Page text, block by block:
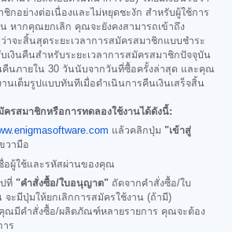
กอย่างต่อเนื่องและไม่หยุดชะงัก สำหรับผู้ใช้การ
หากคุณยกเลิก คุณจะยังคงสามารถเข้าถึง
จะสิ้นสุดระยะเวลาการสมัครสมาชิกแบบชำระ
เงินคืนสำหรับระยะเวลาการสมัครสมาชิกปัจจุบัน
คืนภายใน 30 วันนับจากวันที่ซื้อครั้งล่าสุด และคุณ
นเต็มรูปแบบทันทีเมื่อดำเนินการคืนเงินเสร็จสิ้น
รสมาชิกหรือการทดลองใช้งานได้ดังนี้:
แล้วคลิกปุ่ม "เข้าสู่
วามือ
อผู้ใช้และรหัสผ่านของคุณ
ที่ "คำสั่งซื้อ/ใบอนุญาต" ถัดจากคำสั่งซื้อ/ใบ
ะมีปุ่มให้ยกเลิกการสมัครใช้งาน (ถ้ามี)
ณมีคำสั่งซื้อ/ผลิตภัณฑ์หลายรายการ คุณจะต้อง
าร